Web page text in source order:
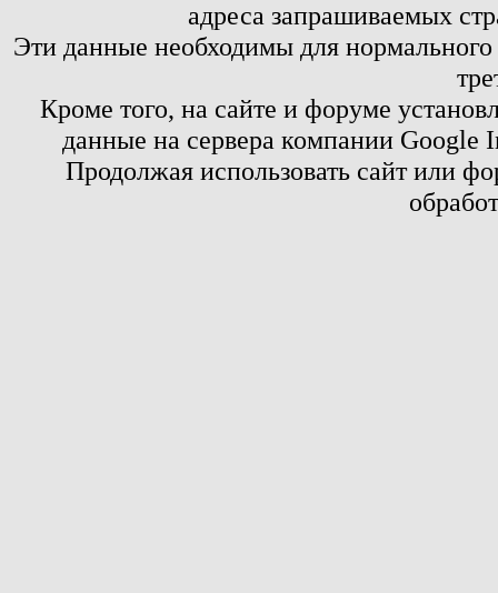
адреса запрашиваемых
Эти данные необходимы для
Кроме того, на сайте и форуме
данные на сервера компании
Продолжая использовать сайт или